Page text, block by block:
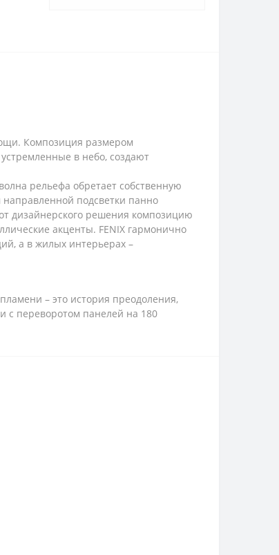
Композиция размером
в небо, создают
рельефа обретает собственную
подсветки панно
дизайнерского решения композицию
акценты. FENIX гармонично
а в жилых интерьерах –
– это история преодоления,
с переворотом панелей на 180